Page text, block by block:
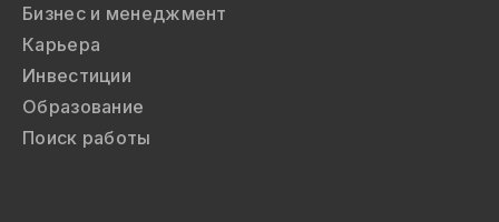
Бизнес и менеджмент
Карьера
Инвестиции
Образование
Поиск работы